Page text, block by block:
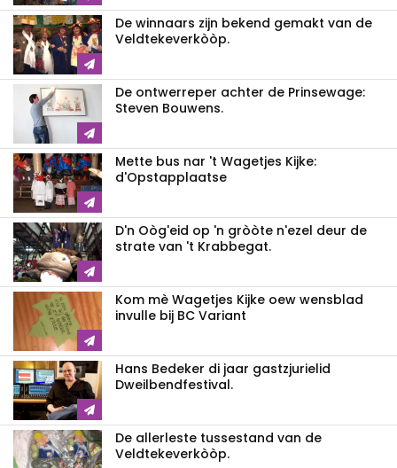
De winnaars zijn bekend gemakt van de
Veldtekeverkòòp.
De ontwerreper achter de Prinsewage:
Steven Bouwens.
Mette bus nar 't Wagetjes Kijke:
d'Opstapplaatse
D'n Oòg'eid op 'n gròòte n'ezel deur de
strate van 't Krabbegat.
Kom mè Wagetjes Kijke oew wensblad
invulle bij BC Variant
Hans Bedeker di jaar gastzjurielid
Dweilbendfestival.
De allerleste tussestand van de
Veldtekeverkòòp.